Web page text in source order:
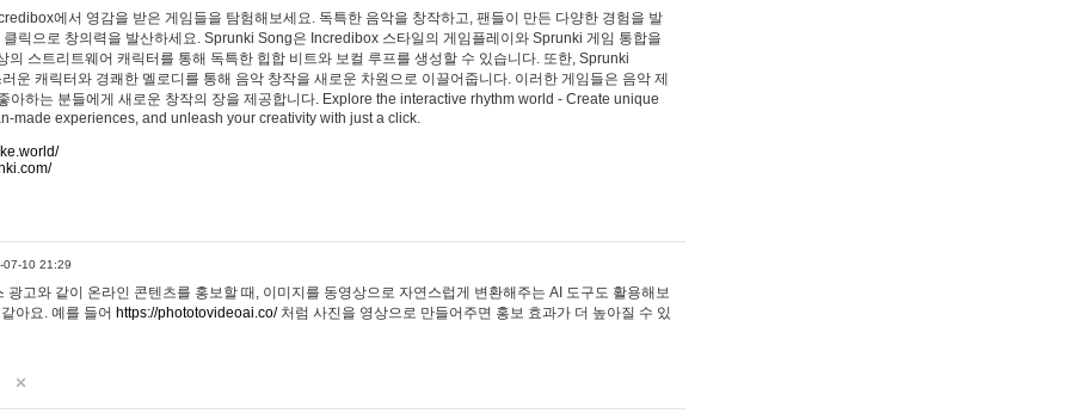
에서 영감을 받은 게임들을 탐험해보세요. 독특한 음악을 창작하고, 팬들이 만든 다양한 경험을 발
클릭으로 창의력을 발산하세요. Sprunki Song은 Incredibox 스타일의 게임플레이와 Sprunki 게임 통합을
의 스트리트웨어 캐릭터를 통해 독특한 힙합 비트와 보컬 루프를 생성할 수 있습니다. 또한, Sprunki
운 캐릭터와 경쾌한 멜로디를 통해 음악 창작을 새로운 차원으로 이끌어줍니다. 이러한 게임들은 음악 제
아하는 분들에게 새로운 창작의 장을 제공합니다. Explore the interactive rhythm world - Create unique
made experiences, and unleash your creativity with just a click.
07-10 21:29
광고와 같이 온라인 콘텐츠를 홍보할 때, 이미지를 동영상으로 자연스럽게 변환해주는 AI 도구도 활용해보
아요. 예를 들어 https://phototovideoai.co/처럼 사진을 영상으로 만들어주면 홍보 효과가 더 높아질 수 있